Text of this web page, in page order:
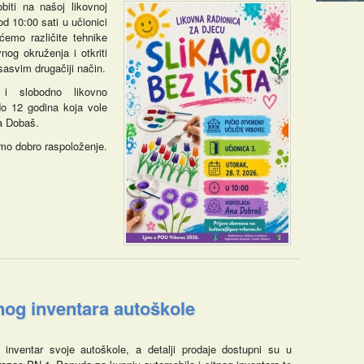
na našoj likovnoj
10:00 sati u učionici
različite tehnike
okruženja i otkriti
drugačiji način.
i slobodno likovno
12 godina koja vole
Dobaš.
dobro raspoloženje.
inventara autoškole
svoje autoškole, a detalji prodaje dostupni su u